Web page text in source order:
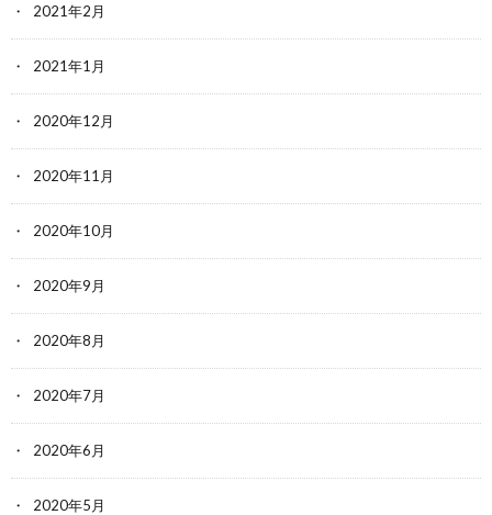
2021年2月
2021年1月
2020年12月
2020年11月
2020年10月
2020年9月
2020年8月
2020年7月
2020年6月
2020年5月